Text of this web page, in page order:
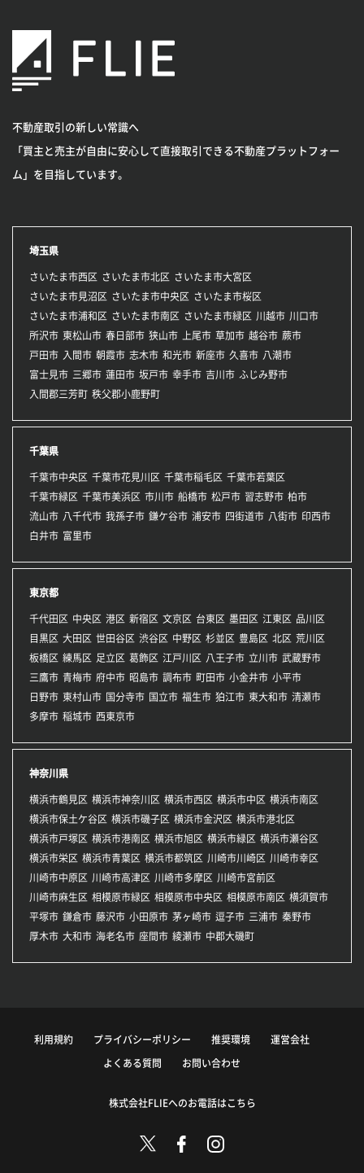
不動産取引の新しい常識へ
「買主と売主が自由に安心して直接取引できる不動産プラットフォー
ム」を目指しています。
埼玉県
さいたま市西区 さいたま市北区
さいたま市大宮区
さいたま市見沼区
さいたま市中央区
さいたま市桜区
さいたま市浦和区
さいたま市南区 さいたま市緑区 川越市 川口市
所沢市 東松山市 春日部市 狭山市 上尾市 草加市 越谷市 蕨市
戸田市 入間市 朝霞市 志木市 和光市 新座市 久喜市 八潮市
富士見市 三郷市 蓮田市 坂戸市 幸手市 吉川市 ふじみ野市
入間郡三芳町 秩父郡小鹿野町
千葉県
千葉市中央区 千葉市花見川区 千葉市稲毛区 千葉市若葉区
千葉市緑区 千葉市美浜区 市川市 船橋市 松戸市 習志野市 柏市
流山市 八千代市 我孫子市 鎌ケ谷市 浦安市 四街道市 八街市 印西市
白井市 富里市
東京都
千代田区 中央区 港区 新宿区 文京区 台東区 墨田区 江東区 品川区
目黒区 大田区 世田谷区 渋谷区 中野区 杉並区 豊島区 北区 荒川区
板橋区 練馬区 足立区 葛飾区 江戸川区 八王子市 立川市 武蔵野市
三鷹市 青梅市 府中市 昭島市 調布市 町田市 小金井市 小平市
日野市 東村山市 国分寺市 国立市 福生市 狛江市 東大和市 清瀬市
多摩市 稲城市 西東京市
神奈川県
横浜市鶴見区 横浜市神奈川区 横浜市西区 横浜市中区 横浜市南区
横浜市保土ケ谷区 横浜市磯子区 横浜市金沢区 横浜市港北区
横浜市戸塚区 横浜市港南区 横浜市旭区 横浜市緑区 横浜市瀬谷区
横浜市栄区 横浜市青葉区 横浜市都筑区 川崎市川崎区 川崎市幸区
川崎市中原区 川崎市高津区 川崎市多摩区 川崎市宮前区
川崎市麻生区 相模原市緑区 相模原市中央区 相模原市南区 横須賀市
平塚市 鎌倉市 藤沢市 小田原市 茅ヶ崎市 逗子市 三浦市 秦野市
厚木市 大和市 海老名市 座間市 綾瀬市 中郡大磯町
利用規約 プライバシーポリシー 推奨環境 運営会社
よくある質問 お問い合わせ
株式会社FLIEへのお電話はこちら